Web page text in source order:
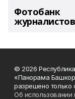
Фотобанк
© 2026
«Панорама
разрешено только
Об использовании